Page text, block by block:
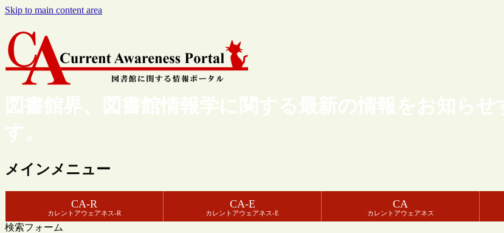
Skip to main content area
図書館界、図書館情報学に関する最新の情報をお知ら
す。
メインメニュー
CA-R
カレントアウェアネス-R
CA-E
カレントアウェアネス-E
CA
カレントアウェアネス
検索フォーム